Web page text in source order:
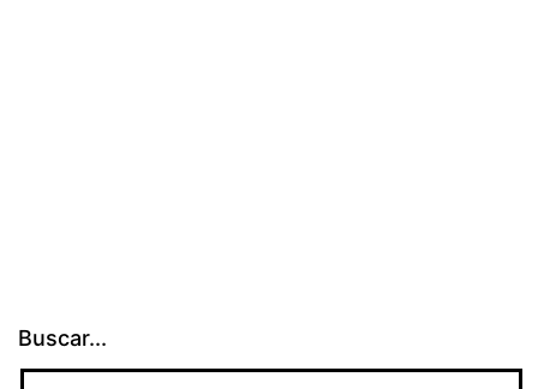
Buscar...